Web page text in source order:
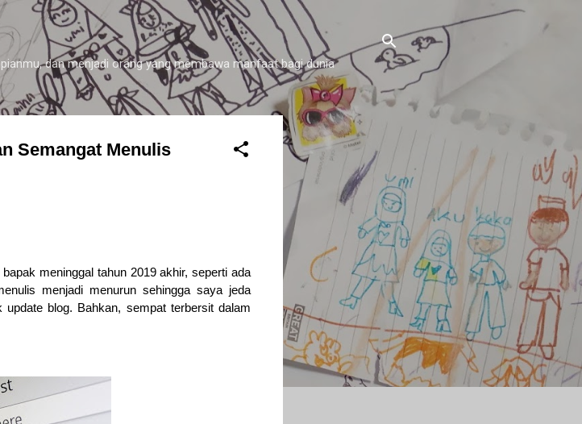
to main content
dan menjadi orang yang membawa manfaat bagi dunia
Semangat Menulis
meninggal tahun 2019 akhir, seperti ada
menjadi menurun sehingga saya jeda
blog. Bahkan, sempat terbersit dalam